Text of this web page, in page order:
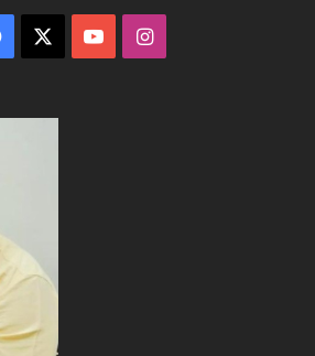
Facebook YouTubeInstagram